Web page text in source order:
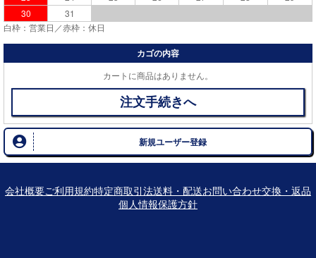
30
31
白枠：営業日／赤枠：休日
カゴの内容
カートに商品はありません。
注文手続きへ
新規ユーザー登録
会社概要ご利用規約特定商取引法送料・配送お問い合わせ交換・返品
個人情報保護方針